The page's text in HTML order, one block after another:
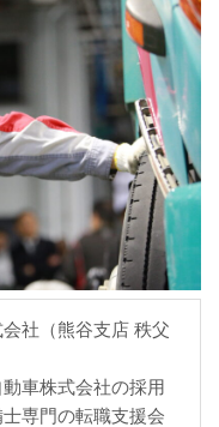
社（熊谷支店 秩父
車株式会社の採用
専門の転職支援会